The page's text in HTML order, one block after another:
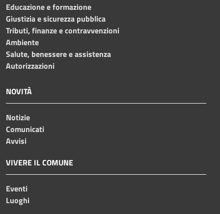
Educazione e formazione
Giustizia e sicurezza pubblica
Tributi, finanze e contravvenzioni
Ambiente
Salute, benessere e assistenza
Autorizzazioni
NOVITÀ
Notizie
Comunicati
Avvisi
VIVERE IL COMUNE
Eventi
Luoghi